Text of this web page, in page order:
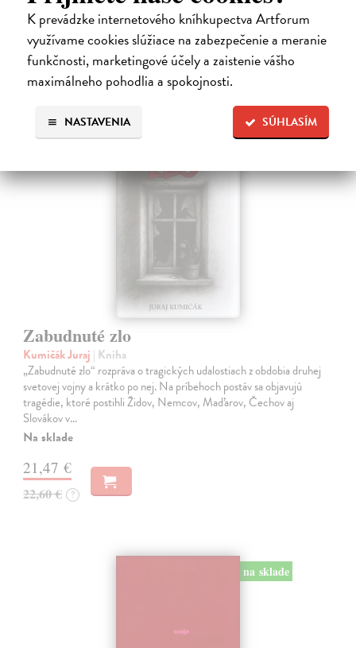
K prevádzke internetového kníhkupectva Artforum
využívame cookies slúžiace na zabezpečenie a meranie
funkčnosti, marketingové účely a zaistenie vášho
maximálneho pohodlia a spokojnosti.
SÚHLASÍM
NASTAVENIA
život dievčatka, ktoré od svojej starej mamy dostalo meno Zelinka.…
Na sklade
15,21 €
16,90 € ?
na sklade
Zabudnuté zlo
Kumičák Juraj | Kniha
„Zabudnuté zlo“ rozpráva o tragických udalostiach z obdobia druhej
svetovej vojny a krátko po nej. Na príbehoch postáv sa objavujú
tragédie, ktoré postihli Židov, Nemcov, Maďarov, Čechov aj
Slovákov v…
Na sklade
21,47 €
22,60 € ?
na sklade